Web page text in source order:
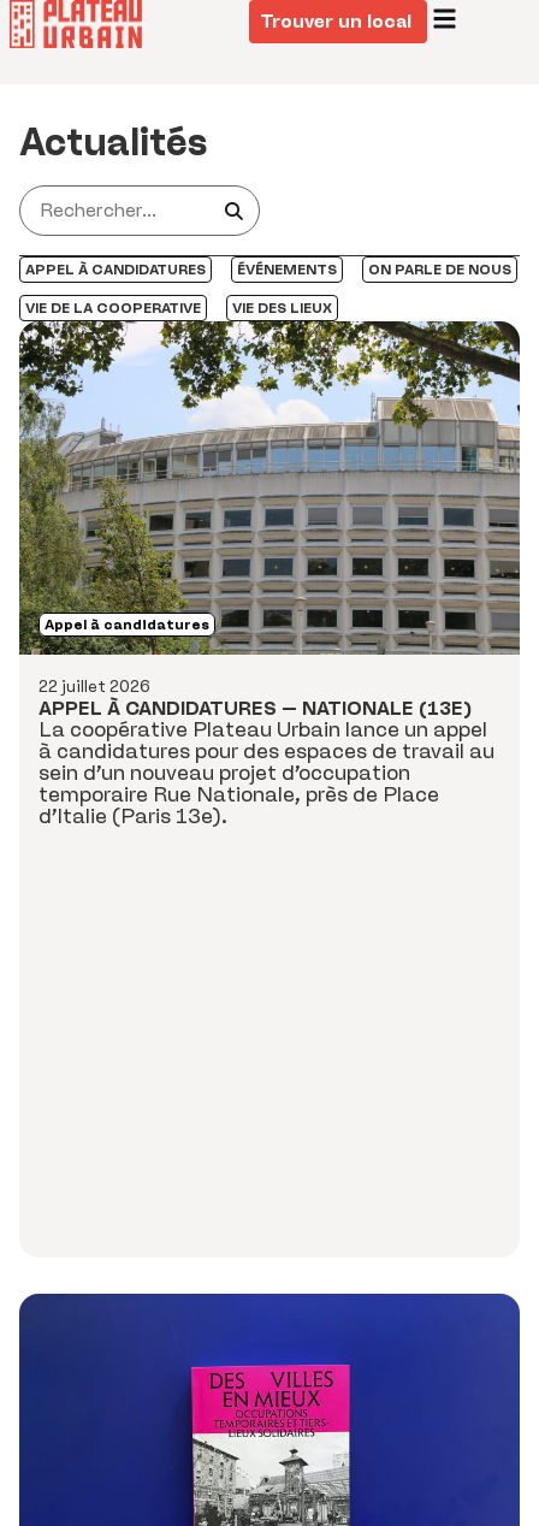
Trouver un local
Actualités
APPEL À CANDIDATURES ÉVÉNEMENTS ON PARLE DE NOUS
VIE DE LA COOPERATIVE VIE DES LIEUX
22 juillet 2026
Appel à candidatures
APPEL À CANDIDATURES – NATIONALE (13E)
La coopérative Plateau Urbain lance un appel
à candidatures pour des espaces de travail au
sein d’un nouveau projet d’occupation
temporaire Rue Nationale, près de Place
d’Italie (Paris 13e).